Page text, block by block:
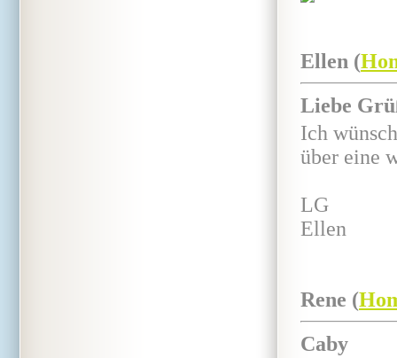
Ellen (
Liebe
Ich
über eine
LG
Ellen
Rene (
Caby